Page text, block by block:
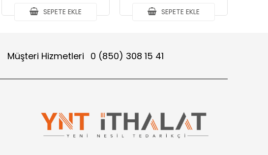
SEPETE EKLE SEPETE EKLE
Müşteri Hizmetleri 0 (850) 308 15 41